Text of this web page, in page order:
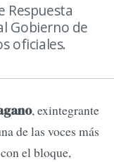
Respuesta
Gobierno de
oficiales.
, exintegrante
de las voces más
el bloque,